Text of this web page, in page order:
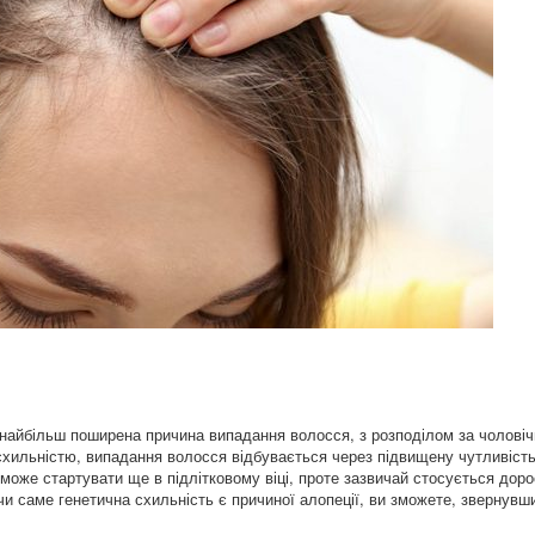
поширена причина випадання волосся, з розподілом за
випадання волосся відбувається через підвищену
стартувати ще в підлітковому віці, проте зазвичай стосується
генетична схильність є причиної алопеції, ви зможете,